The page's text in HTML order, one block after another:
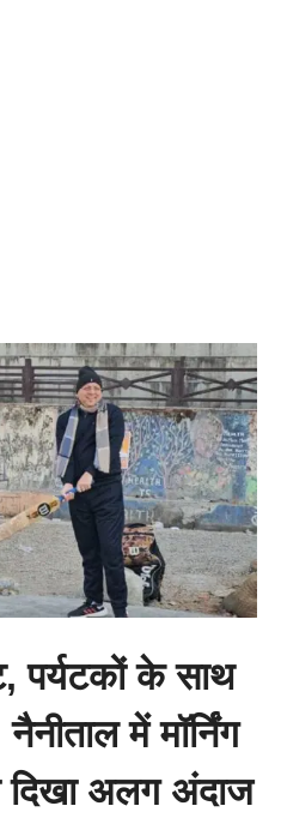
पर्यटकों के साथ
में मॉर्निंग
दिखा अलग अंदाज